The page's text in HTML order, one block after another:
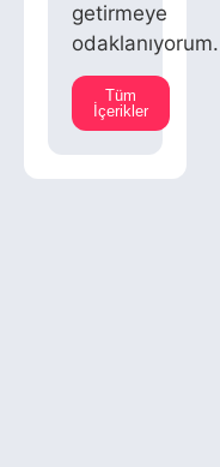
getirmeye
odaklanıyorum.
Tüm
İçerikler